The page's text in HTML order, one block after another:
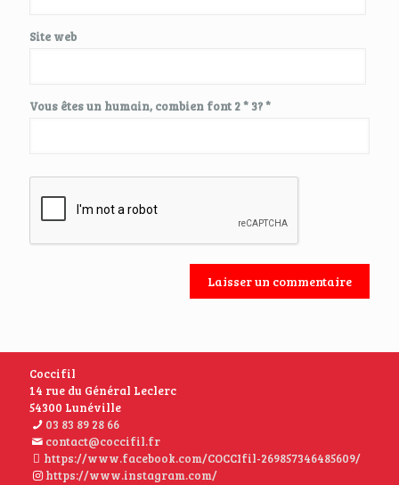
Site web
Vous êtes un humain, combien font 2 * 3? *
Coccifil
14 rue du Général Leclerc
54300 Lunéville
03 83 89 28 66
contact@coccifil.fr
https://www.facebook.com/COCCIfil-269857346485609/
https://www.instagram.com/